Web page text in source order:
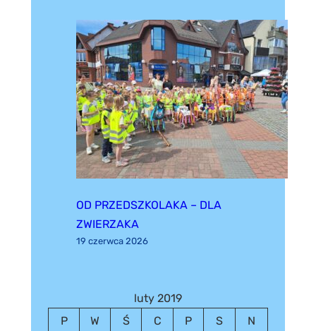
OD PRZEDSZKOLAKA – DLA
ZWIERZAKA
19 czerwca 2026
luty 2019
P
W Ś C P S
N